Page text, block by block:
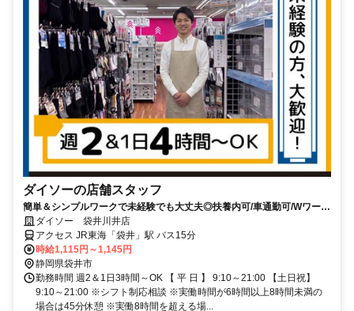
ダイソーの店舗スタッフ
簡単＆シンプルワークで未経験でも大丈夫◎扶養内可/車通勤可/Wワーク
可/短時間可/学生さん歓迎/交通費規程支給/制服支給
ダイソー 袋井川井店
アクセス JR東海「袋井」駅 バス15分
時給1,115円～1,145円
静岡県袋井市
勤務時間 週2＆1日3時間～OK 【 平 日 】 9:10～21:00 【土日祝】
9:10～21:00 ※シフト制応相談 ※実働時間が6時間以上8時間未満の
場合は45分休憩 ※実働8時間を超える場...